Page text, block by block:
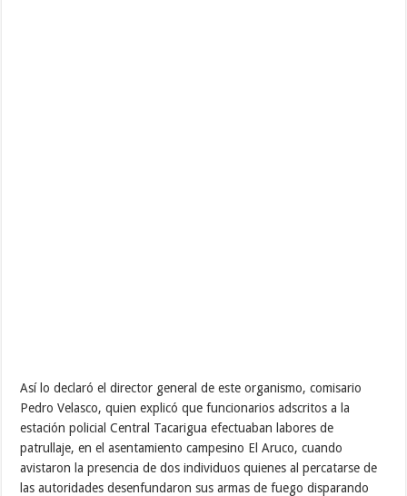
Así lo declaró el director general de este organismo, comisario
Pedro Velasco, quien explicó que funcionarios adscritos a la
estación policial Central Tacarigua efectuaban labores de
patrullaje, en el asentamiento campesino El Aruco, cuando
avistaron la presencia de dos individuos quienes al percatarse de
las autoridades desenfundaron sus armas de fuego disparando